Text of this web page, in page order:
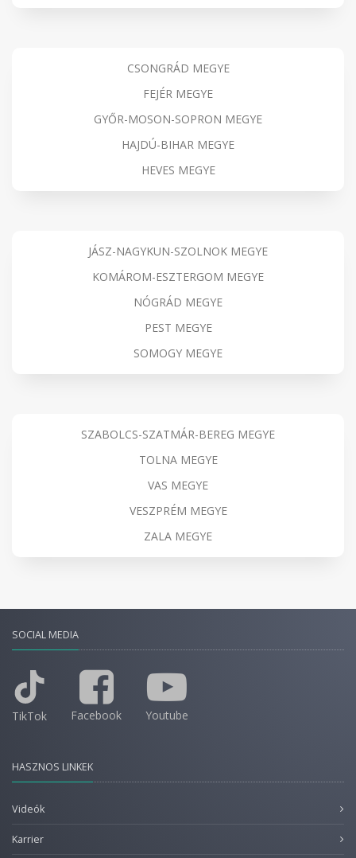
CSONGRÁD MEGYE
FEJÉR MEGYE
GYŐR-MOSON-SOPRON MEGYE
HAJDÚ-BIHAR MEGYE
HEVES MEGYE
JÁSZ-NAGYKUN-SZOLNOK MEGYE
KOMÁROM-ESZTERGOM MEGYE
NÓGRÁD MEGYE
PEST MEGYE
SOMOGY MEGYE
SZABOLCS-SZATMÁR-BEREG MEGYE
TOLNA MEGYE
VAS MEGYE
VESZPRÉM MEGYE
ZALA MEGYE
SOCIAL MEDIA
TikTok Facebook Youtube
HASZNOS LINKEK
Videók
Karrier